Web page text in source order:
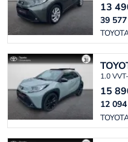
13
39 577
1.0
15
12 094